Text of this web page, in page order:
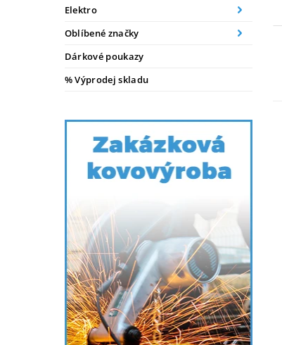
Elektro
Oblíbené značky
Dárkové poukazy
% Výprodej skladu